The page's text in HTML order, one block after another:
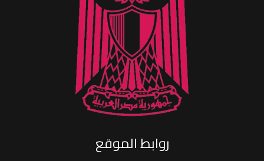
روابط الموقع